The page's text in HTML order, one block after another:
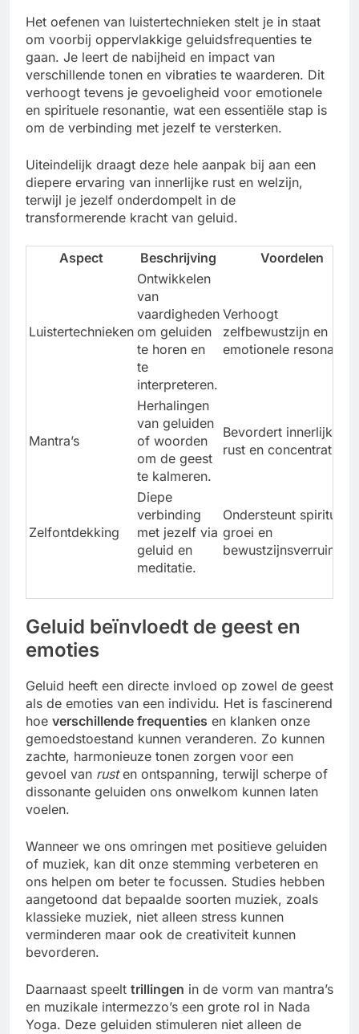
Het oefenen van luistertechnieken stelt je in staat
om voorbij oppervlakkige geluidsfrequenties te
gaan. Je leert de nabijheid en impact van
verschillende tonen en vibraties te waarderen. Dit
verhoogt tevens je gevoeligheid voor emotionele
en spirituele resonantie, wat een essentiële stap is
om de verbinding met jezelf te versterken.
Uiteindelijk draagt deze hele aanpak bij aan een
diepere ervaring van innerlijke rust en welzijn,
terwijl je jezelf onderdompelt in de
transformerende kracht van geluid.
Aspect Beschrijving Voordelen
Luistertechnieken
Ontwikkelen
van
vaardigheden
om geluiden
te horen en
te
interpreteren.
Verhoogt
zelfbewustzijn en
emotionele resonantie.
Mantra’s
Herhalingen
van geluiden
of woorden
om de geest
te kalmeren.
Bevordert innerlijke
rust en concentratie.
Zelfontdekking
Diepe
verbinding
met jezelf via
geluid en
meditatie.
Ondersteunt spirituele
groei en
Geluid beïnvloedt de geest en
emoties
Geluid heeft een directe invloed op zowel de geest
als de emoties van een individu. Het is fascinerend
hoe verschillende frequenties en klanken onze
gemoedstoestand kunnen veranderen. Zo kunnen
zachte, harmonieuze tonen zorgen voor een
gevoel van rusten ontspanning, terwijl scherpe of
dissonante geluiden ons onwelkom kunnen laten
voelen.
Wanneer we ons omringen met positieve geluiden
of muziek, kan dit onze stemming verbeteren en
ons helpen om beter te focussen. Studies hebben
aangetoond dat bepaalde soorten muziek, zoals
klassieke muziek, niet alleen stress kunnen
verminderen maar ook de creativiteit kunnen
bevorderen.
Daarnaast speelt trillingen in de vorm van mantra’s
en muzikale intermezzo’s een grote rol in Nada
Yoga. Deze geluiden stimuleren niet alleen de